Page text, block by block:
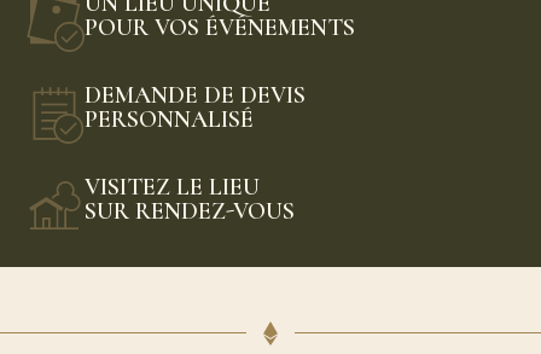
POUR VOS ÉVÉNEMENTS
DEMANDE DE DEVIS
PERSONNALISÉ
VISITEZ LE LIEU
SUR RENDEZ-VOUS